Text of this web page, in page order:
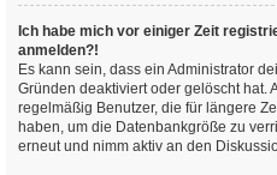
Ich habe mich vor einiger Zeit
anmelden?!
Es kann sein, dass ein Administrator
Gründen deaktiviert oder gelöscht hat.
regelmäßig Benutzer, die für längere
haben, um die Datenbankgröße zu
erneut und nimm aktiv an den